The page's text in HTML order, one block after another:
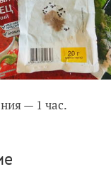
— 1 час.